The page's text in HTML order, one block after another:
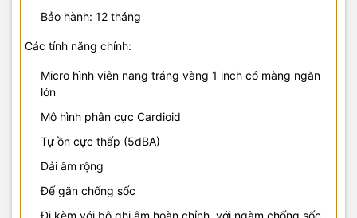
Bảo hành: 12 tháng
Các tính năng chính:
Micro hình viên nang tráng vàng 1 inch có màng ngăn
lớn
Mô hình phân cực Cardioid
Tự ồn cực thấp (5dBA)
Dải âm rộng
Đế gắn chống sốc
Đi kèm với bộ ghi âm hoàn chỉnh, với ngàm chống sốc